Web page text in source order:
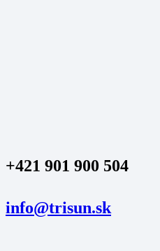
+421 901 900 504
info@trisun.sk